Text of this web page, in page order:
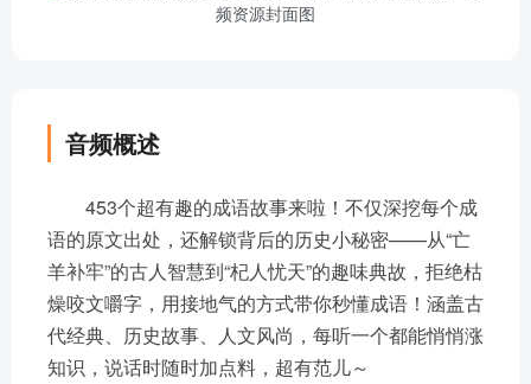
音频概述
453个超有趣的成语故事来啦！不仅深挖每个成
语的原文出处，还解锁背后的历史小秘密——从“亡
羊补牢”的古人智慧到“杞人忧天”的趣味典故，拒绝枯
燥咬文嚼字，用接地气的方式带你秒懂成语！涵盖古
代经典、历史故事、人文风尚，每听一个都能悄悄涨
知识，说话时随时加点料，超有范儿～